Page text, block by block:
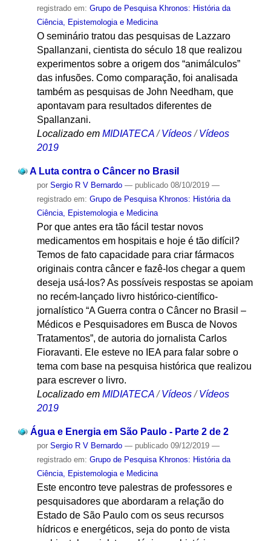
registrado em: Grupo de Pesquisa Khronos: História da
Ciência, Epistemologia e Medicina
O seminário tratou das pesquisas de Lazzaro
Spallanzani, cientista do século 18 que realizou
experimentos sobre a origem dos “animálculos”
das infusões. Como comparação, foi analisada
também as pesquisas de John Needham, que
apontavam para resultados diferentes de
Spallanzani.
Localizado em MIDIATECA /Vídeos /Vídeos
2019
A Luta contra o Câncer no Brasil
por Sergio R V Bernardo — publicado08/10/2019 —
registrado em: Grupo de Pesquisa Khronos: História da
Ciência, Epistemologia e Medicina
Por que antes era tão fácil testar novos
medicamentos em hospitais e hoje é tão difícil?
Temos de fato capacidade para criar fármacos
originais contra câncer e fazê-los chegar a quem
deseja usá-los? As possíveis respostas se apoiam
no recém-lançado livro histórico-científico-
jornalístico “A Guerra contra o Câncer no Brasil –
Médicos e Pesquisadores em Busca de Novos
Tratamentos”, de autoria do jornalista Carlos
Fioravanti. Ele esteve no IEA para falar sobre o
tema com base na pesquisa histórica que realizou
para escrever o livro.
Localizado em MIDIATECA /Vídeos /Vídeos
2019
Água e Energia em São Paulo - Parte 2 de 2
por Sergio R V Bernardo — publicado09/12/2019 —
registrado em: Grupo de Pesquisa Khronos: História da
Ciência, Epistemologia e Medicina
Este encontro teve palestras de professores e
pesquisadores que abordaram a relação do
Estado de São Paulo com os seus recursos
hídricos e energéticos, seja do ponto de vista